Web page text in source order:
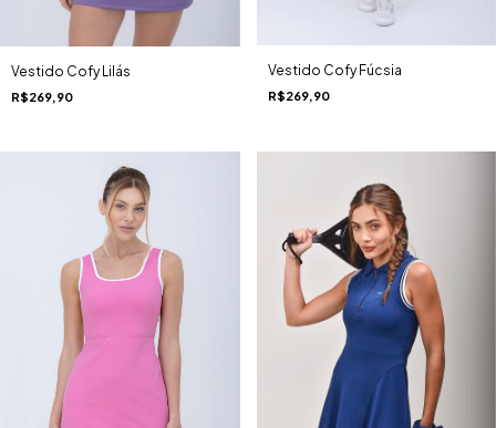
Vestido Cofy Lilás
R$269,90
Vestido Cofy Fúcsia
R$269,90